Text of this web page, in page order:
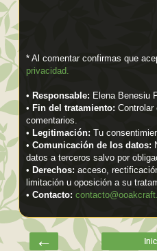
* Al comentar confirmas que
privacidad.
• Responsable: Elena Benesiu
• Fin del tratamiento: Controlar
comentarios.
• Legitimación: Tu
• Comunicación de los datos:
datos a terceros salvo por
• Derechos: acceso,
limitación u oposición a su
• Contacto:
←